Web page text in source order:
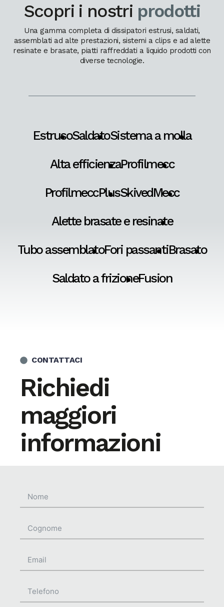
Scopri i nostri prodotti
Una gamma completa di dissipatori estrusi, saldati,
assemblati ad alte prestazioni, sistemi a clips e ad alette
resinate e brasate, piatti raffreddati a liquido prodotti con
diverse tecnologie.
EstrusoSaldatoSistema a molla
Alta efficienzaProfilmecc
ProfilmeccPlusSkivedMecc
Alette brasate e resinate
Tubo assemblatoFori passantiBrasato
Saldato a frizioneFusion
CONTATTACI
Richiedi
maggiori
informazioni